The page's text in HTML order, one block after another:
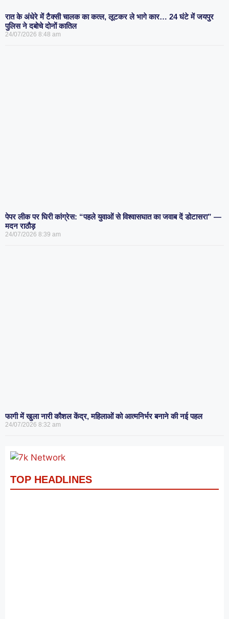
रात के अंधेरे में टैक्सी चालक का कत्ल, लूटकर ले भागे कार… 24 घंटे में जयपुर
पुलिस ने दबोचे दोनों कातिल
24/07/2026 8:48 am
पेपर लीक पर घिरी कांग्रेस: “पहले युवाओं से विश्वासघात का जवाब दें डोटासरा” —
मदन राठौड़
24/07/2026 8:39 am
फागी में खुला नारी कौशल केंद्र, महिलाओं को आत्मनिर्भर बनाने की नई पहल
24/07/2026 8:32 am
TOP HEADLINES